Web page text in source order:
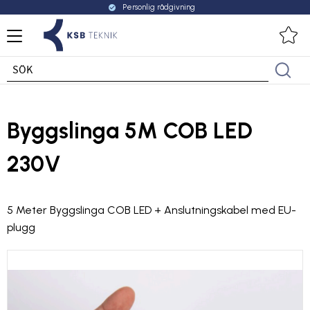
Meny
check_circle Personlig rådgivning
Byggslinga 5M COB LED
230V
5 Meter Byggslinga COB LED + Anslutningskabel med EU-
plugg